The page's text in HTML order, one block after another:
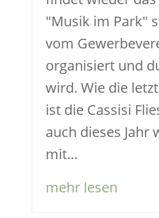
"Musik im Park"
vom
organisiert und
wird. Wie die
ist die Cassisi
auch dieses Jahr
mit...
mehr lesen